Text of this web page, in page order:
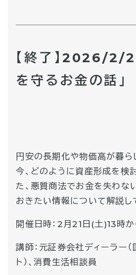
【終了】2026/2/
を守るお金の話」
円安の長期化や物価高が暮ら
今、どのように資産形成を検
た、悪質商法でお金を失わな
おきたい情報について解説し
開催日時：2月21日(土)13時か
講師：元証券会社ディーラー
ト）、消費生活相談員